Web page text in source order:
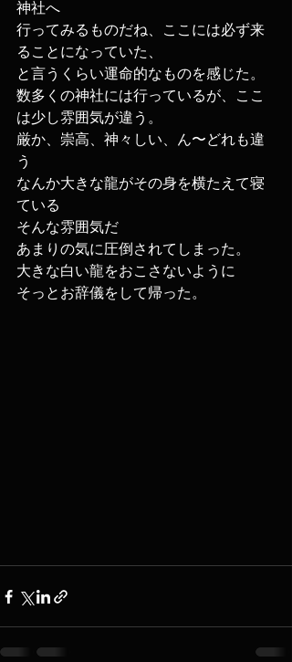
神社へ
行ってみるものだね、ここには必ず来
ることになっていた、
と言うくらい運命的なものを感じた。
数多くの神社には行っているが、ここ
は少し雰囲気が違う。
厳か、崇高、神々しい、ん〜どれも違
う
なんか大きな龍がその身を横たえて寝
ている
そんな雰囲気だ
あまりの気に圧倒されてしまった。
大きな白い龍をおこさないように
そっとお辞儀をして帰った。